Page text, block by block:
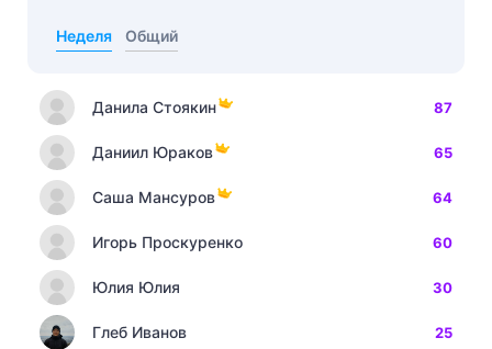
Неделя Общий
Данила Стоякин 87
Даниил Юраков 65
Саша Мансуров 64
Игорь Проскуренко 60
Юлия Юлия 30
Глеб Иванов 25